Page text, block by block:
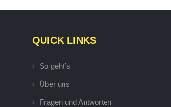
QUICK LINKS
So geht’s
Über uns
Fragen und Antworten